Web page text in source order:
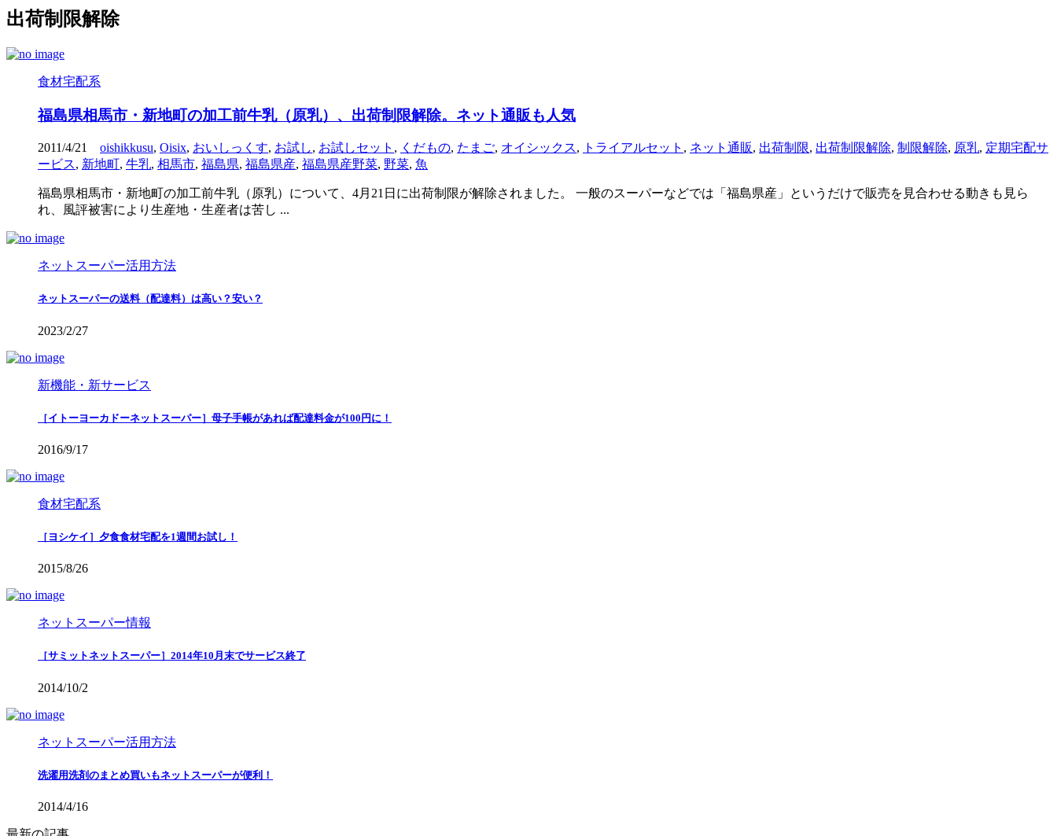
出荷制限解除
食材宅配系
福島県相馬市・新地町の加工前牛乳（原乳）、出荷制限解除。ネット通販も人気
2011/4/21 oishikkusu, Oisix, おいしっくす, お試し, お試しセット , くだもの, たまご, オイシックス, トライアルセット , ネット通販, 出荷制限, 出荷制限解除, 制限解除, 原乳, 定期宅配サ
ービス, 新地町, 牛乳, 相馬市, 福島県, 福島県産, 福島県産野菜, 野菜, 魚
福島県相馬市・新地町の加工前牛乳（原乳）について、4月21日に出荷制限が解除されました。 一般のスーパーなどでは「福島県産」というだけで販売を見合わせる動きも見ら
れ、風評被害により生産地・生産者は苦し ...
ネットスーパー活用方法
ネットスーパーの送料（配達料）は高い？安い？
2023/2/27
新機能・新サービス
［イトーヨーカドーネットスーパー］母子手帳があれば配達料金が100円に！
2016/9/17
食材宅配系
［ヨシケイ］夕食食材宅配を1週間お試し！
2015/8/26
ネットスーパー情報
［サミットネットスーパー］2014年10月末でサービス終了
2014/10/2
ネットスーパー活用方法
洗濯用洗剤のまとめ買いもネットスーパーが便利！
2014/4/16